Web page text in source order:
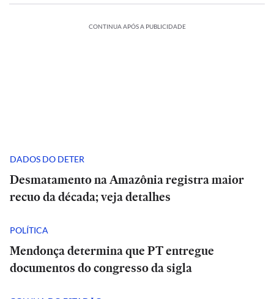
CONTINUA APÓS A PUBLICIDADE
DADOS DO DETER
Desmatamento na Amazônia registra maior
recuo da década; veja detalhes
POLÍTICA
Mendonça determina que PT entregue
documentos do congresso da sigla